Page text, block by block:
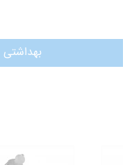
بهداشتی